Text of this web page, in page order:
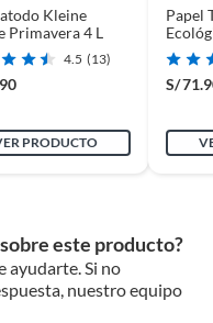
Kleine
Primavera 4 L
4.5 (13)
PRODUCTO
Papel
S/
este producto?
ayudarte. Si no
nuestro equipo